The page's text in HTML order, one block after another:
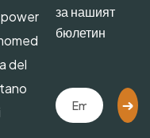
power
del
за нашият
бюлетин